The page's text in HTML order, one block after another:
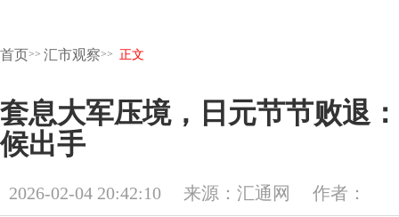
首页>> 汇市观察>> 正文
套息大军压境，日元节节败退
候出手
2026-02-04 20:42:10 来源：汇通网 作者：